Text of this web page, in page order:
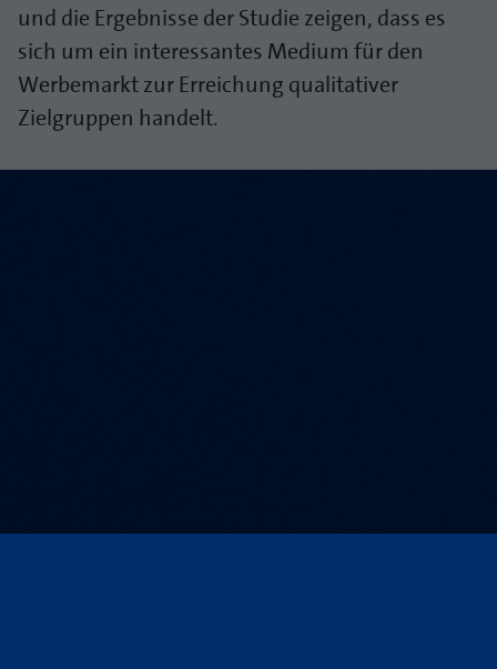
und die Ergebnisse der Studie zeigen, dass es
sich um ein interessantes Medium für den
Werbemarkt zur Erreichung qualitativer
Zielgruppen handelt.